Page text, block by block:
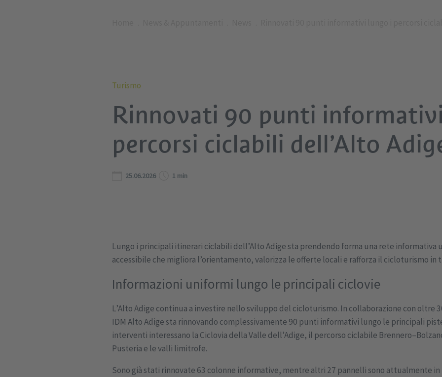
Turismo
Rinnovati 90 punti
percorsi ciclabili dell’Alto
25.06.2026 1 min
Lungo i principali itinerari ciclabili dell’Alto Adige sta prendendo forma una rete informativa
accessibile che migliora l’orientamento, valorizza le offerte locali e rafforza il cicloturismo
Informazioni uniformi lungo le principali ciclovie
L’Alto Adige continua a investire nello sviluppo del cicloturismo. In collaborazione con oltre
IDM Alto Adige sta rinnovando complessivamente 90 punti informativi lungo le principali
interventi interessano la Ciclovia della Valle dell’Adige, il percorso ciclabile
Pusteria e le valli limitrofe.
Sono già stati rinnovate 63 colonne informative, mentre altri 27 pannelli sono attualmente